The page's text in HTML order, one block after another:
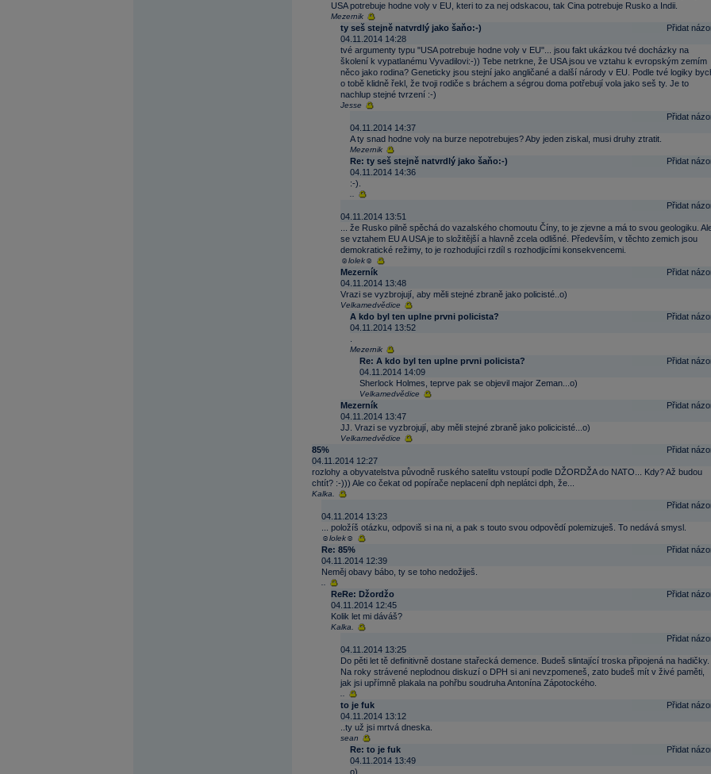
USA potrebuje hodne voly v EU, kteri to za nej odskacou, tak Cina potrebuje Rusko a Indii.
Mezernik
Přidat
ty seš stejně natvrdlý jako šaňo:-)
04.11.2014 14:28
tvé argumenty typu "USA potrebuje hodne voly v EU"... jsou fakt ukázkou tvé docházky na
školení k vypatlanému Vyvadilovi:-)) Tebe netrkne, že USA jsou ve vztahu k evropským zemím
něco jako rodina? Geneticky jsou stejní jako angličané a další národy v EU. Podle tvé logiky
o tobě klidně řekl, že tvoji rodiče s bráchem a ségrou doma potřebují vola jako seš ty. Je to
nachlup stejné tvrzení :-)
Jesse
Přidat
04.11.2014 14:37
A ty snad hodne voly na burze nepotrebujes? Aby jeden ziskal, musi druhy ztratit.
Mezernik
Přidat
Re: ty seš stejně natvrdlý jako šaňo:-)
04.11.2014 14:36
:-).
Přidat
04.11.2014 13:51
... že Rusko pilně spěchá do vazalského chomoutu Číny, to je zjevne a má to svou geologiku.
se vztahem EU A USA je to složitější a hlavně zcela odlišné. Především, v těchto zemich jsou
demokratické režimy, to je rozhodujíci rzdíl s rozhodjicími konsekvencemi.
☺lolek☺
Přidat
Mezerník
04.11.2014 13:48
Vrazi se vyzbrojují, aby měli stejné zbraně jako policisté..o)
Velkamedvědice
Přidat
A kdo byl ten uplne prvni policista?
04.11.2014 13:52
Mezernik
Přidat
Re: A kdo byl ten uplne prvni policista?
04.11.2014 14:09
Sherlock Holmes, teprve pak se objevil major Zeman...o)
Velkamedvědice
Přidat
Mezerník
04.11.2014 13:47
JJ. Vrazi se vyzbrojují, aby měli stejné zbraně jako policicisté...o)
Velkamedvědice
Přidat
85%
04.11.2014 12:27
rozlohy a obyvatelstva původně ruského satelitu vstoupí podle DŽORDŽA do NATO... Kdy? Až budou
chtít? :-))) Ale co čekat od popírače neplacení dph neplátci dph, že...
Kalka.
Přidat
04.11.2014 13:23
... položíš otázku, odpoviš si na ni, a pak s touto svou odpovědí polemizuješ. To nedává smysl.
☺lolek☺
Přidat
Re: 85%
04.11.2014 12:39
Neměj obavy bábo, ty se toho nedožiješ.
Přidat
ReRe: Džordžo
04.11.2014 12:45
Kolik let mi dáváš?
Kalka.
Přidat
04.11.2014 13:25
Do pěti let tě definitivně dostane stařecká demence. Budeš slintající troska připojená na hadičky.
Na roky strávené neplodnou diskuzí o DPH si ani nevzpomeneš, zato budeš mít v živé paměti,
jak jsi upřímně plakala na pohřbu soudruha Antonína Zápotockého.
Přidat
to je fuk
04.11.2014 13:12
..ty už jsi mrtvá dneska.
sean
Přidat
Re: to je fuk
04.11.2014 13:49
o)